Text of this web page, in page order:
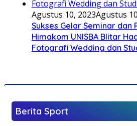
Agustus 10, 2023Agustus
Sukses Gelar Seminar
Himakom UNISBA Blitar
Fotografi Wedding dan
Berita Sport